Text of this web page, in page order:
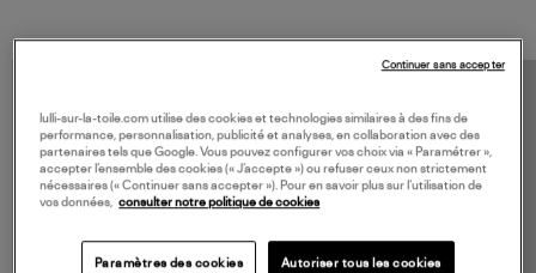
lulli-sur-la-toile.com utilise des cookies et technologies similaires à des fins de
performance, personnalisation, publicité et analyses, en collaboration avec des
partenaires tels que Google. Vous pouvez configurer vos choix via « Paramétrer »,
accepter l’ensemble des cookies (« J’accepte ») ou refuser ceux non strictement
nécessaires (« Continuer sans accepter »). Pour en savoir plus sur l’utilisation de
vos données,
consulter notre politique de cookies
Paramètres des cookies Autoriser tous les cookies
Continuer sans accepter